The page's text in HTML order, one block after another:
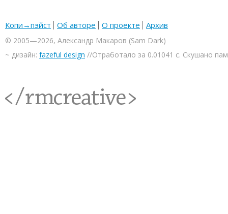
Копи→пэйст Об авторе О проекте Архив
© 2005—2026, Александр Макаров (Sam Dark)
~ дизайн: fazeful design //Отработало за 0.01041 с. Скушано
<rmcreative/>